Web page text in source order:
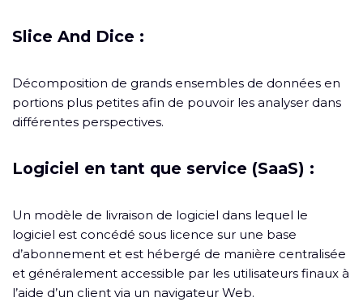
Slice And Dice :
Décomposition de grands ensembles de données en
portions plus petites afin de pouvoir les analyser dans
différentes perspectives.
Logiciel en tant que service (SaaS) :
Un modèle de livraison de logiciel dans lequel le
logiciel est concédé sous licence sur une base
d’abonnement et est hébergé de manière centralisée
et généralement accessible par les utilisateurs finaux à
l’aide d’un client via un navigateur Web.